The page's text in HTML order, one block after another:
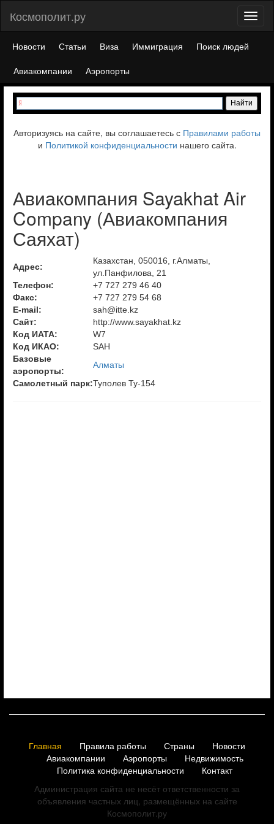
Космополит.ру
Новости Статьи Виза Иммиграция
Поиск людей
Авиакомпании
Аэропорты
Авторизуясь на сайте, вы соглашаетесь с Правилами работы
и Политикой конфиденциальности нашего сайта.
Авиакомпания Sayakhat Air
Company (Авиакомпания
Саяхат)
Адрес:
Казахстан, 050016, г.Алматы,
ул.Панфилова, 21
Телефон:
+7 727 279 46 40
Факс:
+7 727 279 54 68
E-mail:
sah@itte.kz
Сайт:
http://www.sayakhat.kz
Код ИАТА:
W7
Код ИКАО:
SAH
Базовые
аэропорты:
Алматы
Самолетный парк:Туполев Ту-154
Главная Правила работы Страны
Новости
Авиакомпании
Аэропорты
Недвижимость
Политика конфиденциальности
Контакт
Администрация сайта не несёт ответственности за
объявления частных лиц, размещённых на сайте
Космополит.ру